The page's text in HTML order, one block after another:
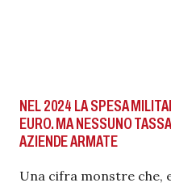
NEL 2024 LA SPESA
EURO. MA NESSUNO
AZIENDE ARMATE
Una cifra monstre che,